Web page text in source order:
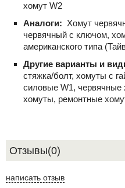
хомут W2
Аналоги: Хомут
червячный с ключом,
американского типа
Другие варианты и
стяжка/болт, хомуты с
силовые W1, червячные
хомуты, ремонтные
Отзывы(0)
написать отзыв